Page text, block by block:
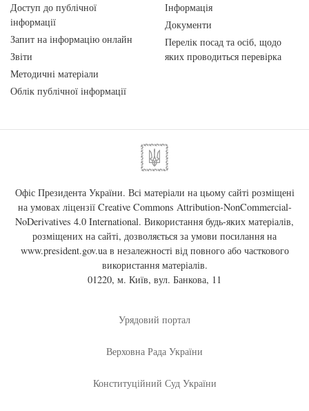
Доступ до публічної
інформації
Запит на інформацію онлайн
Звіти
Методичні матеріали
Облік публічної інформації
Інформація
Документи
Перелік посад та осіб, щодо
яких проводиться перевірка
Офіс Президента України. Всі матеріали на цьому сайті розміщені
на умовах ліцензії Creative Commons Attribution-NonCommercial-
NoDerivatives 4.0 International. Використання будь-яких матеріалів,
розміщених на сайті, дозволяється за умови посилання на
www.president.gov.uaв незалежності від повного або часткового
використання матеріалів.
01220, м. Київ, вул. Банкова, 11
Урядовий портал
Верховна Рада України
Конституційний Суд України